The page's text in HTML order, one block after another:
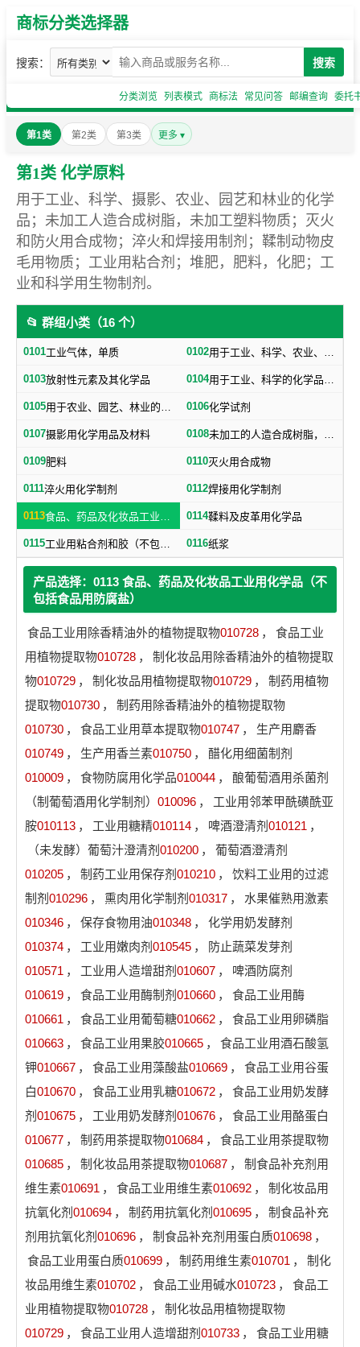
商标分类选择器
搜索： 搜索
分类浏览 列表模式 商标法 常见问答 邮编查询 委托
第1类 第2类 第3类 更多 ▾
第1类 化学原料
用于工业、科学、摄影、农业、园艺和林业的化学
品；未加工人造合成树脂，未加工塑料物质；灭火
和防火用合成物；淬火和焊接用制剂；鞣制动物皮
毛用物质；工业用粘合剂；堆肥，肥料，化肥；工
业和科学用生物制剂。
📂 群组小类（16 个）
0101工业气体，单质 0102 用于工业、科学、农业、园艺、林业的工业化工原料
0103放射性元素及其化学品 0104 用于工业、科学的化学品、化学制剂，不属于其他类别的产品用的化学制品
0105 用于农业、园艺、林业的化学品、化学制剂 0106化学试剂
0107摄影用化学用品及材料 0108 未加工的人造合成树脂，未加工塑料物质（不包括未加工的天然树脂）
0109肥料 0110灭火用合成物
0111淬火用化学制剂 0112焊接用化学制剂
0113 食品、药品及化妆品工业用化学品（不包括食品用防腐盐） 0114鞣料及皮革用化学品
0115 工业用粘合剂和胶（不包括纸用粘合剂） 0116纸浆
产品选择：0113 食品、药品及化妆品工业用化学品（不
包括食品用防腐盐）
食品工业用除香精油外的植物提取物010728 ，
食品工业
用植物提取物010728 ，
制化妆品用除香精油外的植物提取
物010729 ， 制化妆品用植物提取物010729 ，
制药用植物
提取物010730 ，
制药用除香精油外的植物提取物
010730 ， 食品工业用草本提取物010747 ，
生产用麝香
010749 ， 生产用香兰素010750 ，
醋化用细菌制剂
010009 ， 食物防腐用化学品010044 ，
酿葡萄酒用杀菌剂
（制葡萄酒用化学制剂） 010096 ，
工业用邻苯甲酰磺酰亚
胺010113 ， 工业用糖精010114 ， 啤酒澄清剂 010121 ，
（未发酵）葡萄汁澄清剂 010200 ，
葡萄酒澄清剂
010205 ， 制药工业用保存剂 010210 ，
饮料工业用的过滤
制剂 010296 ， 熏肉用化学制剂 010317 ，
水果催熟用激素
010346 ， 保存食物用油010348 ，
化学用奶发酵剂
010374 ， 工业用嫩肉剂 010545 ，
防止蔬菜发芽剂
010571 ， 工业用人造增甜剂 010607 ，
啤酒防腐剂
010619 ， 食品工业用酶制剂 010660 ，
食品工业用酶
010661 ， 食品工业用葡萄糖010662 ，
食品工业用卵磷脂
010663 ， 食品工业用果胶010665 ，
食品工业用酒石酸氢
钾010667 ， 食品工业用藻酸盐010669 ，
食品工业用谷蛋
白010670 ， 食品工业用乳糖010672 ，
食品工业用奶发酵
剂 010675 ， 工业用奶发酵剂 010676 ，
食品工业用酪蛋白
010677 ， 制药用茶提取物010684 ，
食品工业用茶提取物
010685 ， 制化妆品用茶提取物010687 ，
制食品补充剂用
维生素010691 ， 食品工业用维生素010692 ，
制化妆品用
抗氧化剂 010694 ， 制药用抗氧化剂 010695 ，
制食品补充
剂用抗氧化剂 010696 ， 制食品补充剂用蛋白质010698 ，
食品工业用蛋白质010699 ， 制药用维生素010701 ，
制化
妆品用维生素010702 ， 食品工业用碱水010723 ，
食品工
业用植物提取物010728 ，
制化妆品用植物提取物
010729 ， 食品工业用人造增甜剂 010733 ，
食品工业用糖